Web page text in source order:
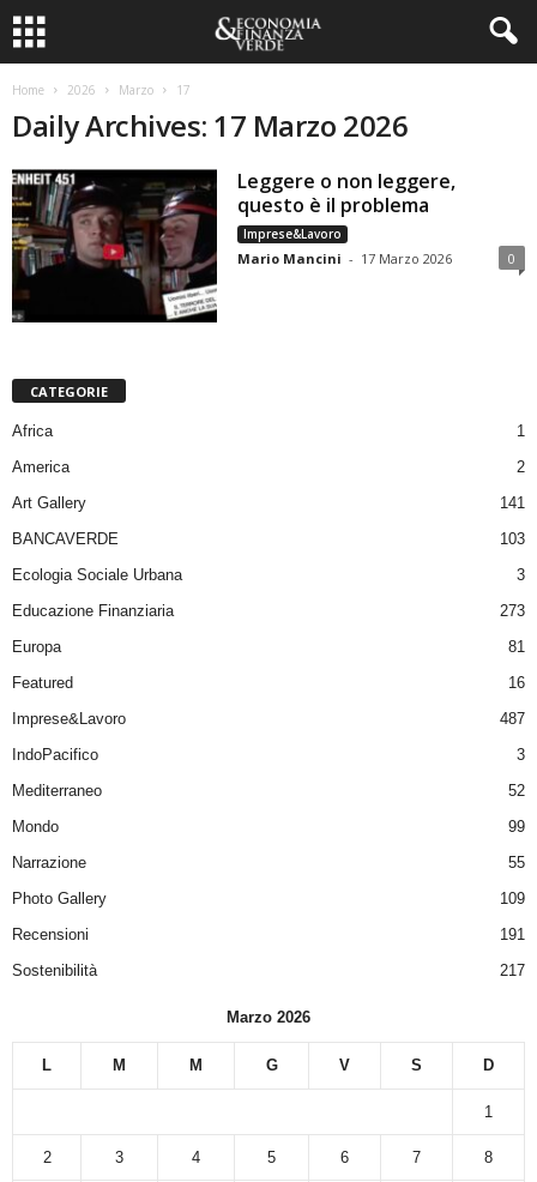
Home 2026 Marzo 17
Daily Archives: 17 Marzo 2026
Leggere o non leggere,
questo è il problema
Imprese&Lavoro
Mario Mancini - 17 Marzo 2026 0
CATEGORIE
Africa
1
America
2
Art Gallery
141
BANCAVERDE
103
Ecologia Sociale Urbana
3
Educazione Finanziaria
273
Europa
81
Featured
16
Imprese&Lavoro
487
IndoPacifico
3
Mediterraneo
52
Mondo
99
Narrazione
55
Photo Gallery
109
Recensioni
191
Sostenibilità
217
Marzo 2026
L M M G V S D
1
2 3 4 5 6 7 8